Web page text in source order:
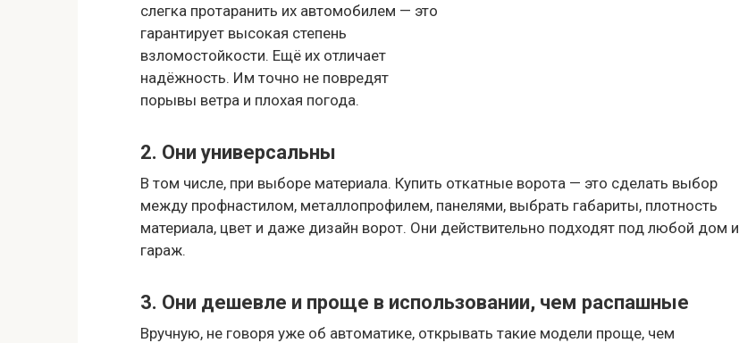
слегка протаранить их автомобилем — это
гарантирует высокая степень
взломостойкости. Ещё их отличает
надёжность. Им точно не повредят
порывы ветра и плохая погода.
2. Они универсальны
В том числе, при выборе материала. Купить откатные ворота — это сделать выбор
между профнастилом, металлопрофилем, панелями, выбрать габариты, плотность
материала, цвет и даже дизайн ворот. Они действительно подходят под любой дом и
гараж.
3. Они дешевле и проще в использовании, чем распашные
Вручную, не говоря уже об автоматике, открывать такие модели проще, чем